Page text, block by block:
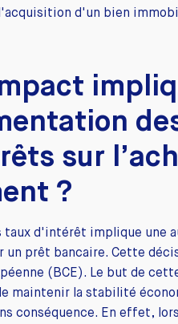
d'un bien
sur
?
taux d'intérêt implique une
un prêt bancaire. Cette
(BCE). Le but de
maintenir la stabilité
conséquence. En effet,